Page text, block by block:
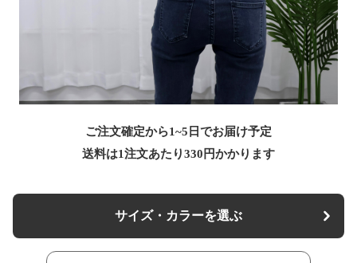
ご注文確定から1~5日でお届け予定
送料は1注文あたり330 円かかります
サイズ・カラーを選ぶ